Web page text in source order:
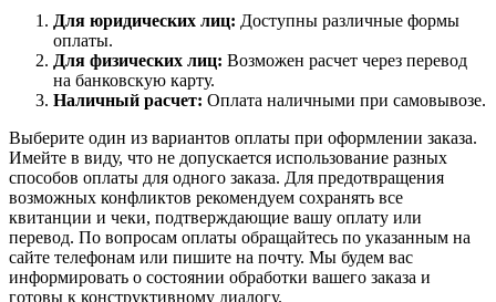
Для юридических лиц: Доступны различные формы
оплаты.
Для физических лиц: Возможен расчет через перевод
на банковскую карту.
Наличный расчет: Оплата наличными при самовывозе.
Выберите один из вариантов оплаты при оформлении заказа.
Имейте в виду, что не допускается использование разных
способов оплаты для одного заказа. Для предотвращения
возможных конфликтов рекомендуем сохранять все
квитанции и чеки, подтверждающие вашу оплату или
перевод. По вопросам оплаты обращайтесь по указанным на
сайте телефонам или пишите на почту. Мы будем вас
информировать о состоянии обработки вашего заказа и
готовы к конструктивному диалогу.